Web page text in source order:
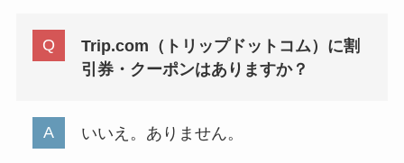
Trip.com（トリップドットコム）に割
引券・クーポンはありますか？
いいえ。ありません。